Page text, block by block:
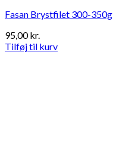
Fasan Brystfilet 300-350g
95,00kr.
Tilføj til kurv